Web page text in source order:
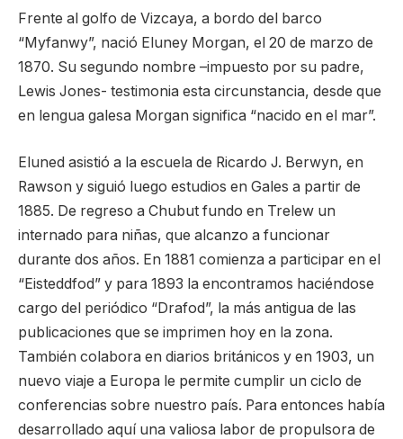
Frente al golfo de Vizcaya, a bordo del barco
“Myfanwy”, nació Eluney Morgan, el 20 de marzo de
1870. Su segundo nombre –impuesto por su padre,
Lewis Jones- testimonia esta circunstancia, desde que
en lengua galesa Morgan significa “nacido en el mar”.
Eluned asistió a la escuela de Ricardo J. Berwyn, en
Rawson y siguió luego estudios en Gales a partir de
1885. De regreso a Chubut fundo en Trelew un
internado para niñas, que alcanzo a funcionar
durante dos años. En 1881 comienza a participar en el
“Eisteddfod” y para 1893 la encontramos haciéndose
cargo del periódico “Drafod”, la más antigua de las
publicaciones que se imprimen hoy en la zona.
También colabora en diarios británicos y en 1903, un
nuevo viaje a Europa le permite cumplir un ciclo de
conferencias sobre nuestro país. Para entonces había
desarrollado aquí una valiosa labor de propulsora de